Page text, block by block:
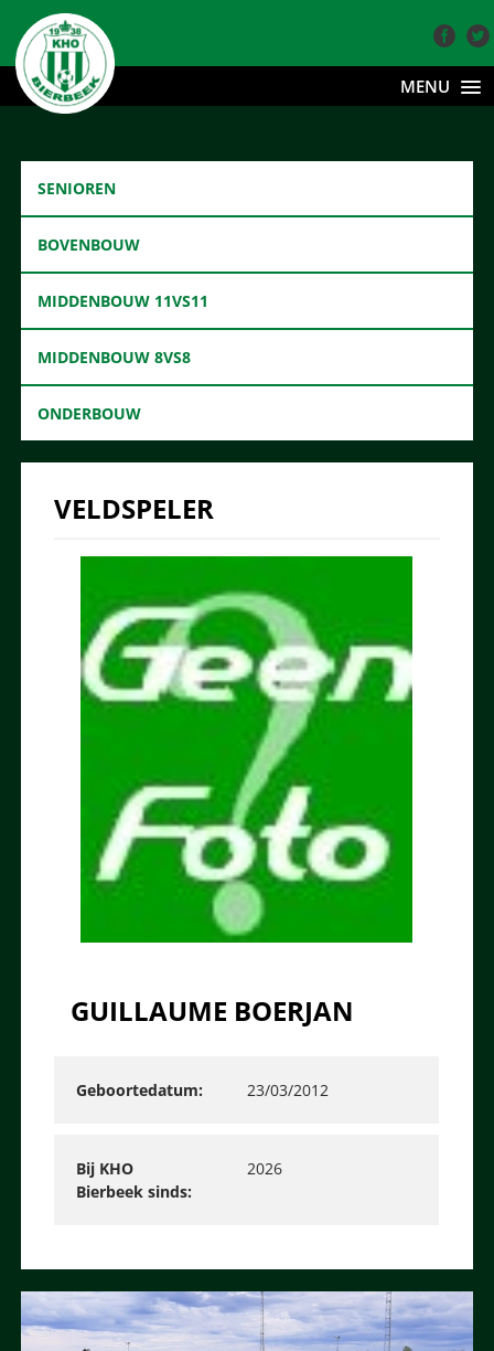
MENU
SENIOREN
BOVENBOUW
MIDDENBOUW 11VS11
MIDDENBOUW 8VS8
ONDERBOUW
VELDSPELER
GUILLAUME BOERJAN
Geboortedatum 23/03/2012
Bij KHO
Bierbeek sinds
2026